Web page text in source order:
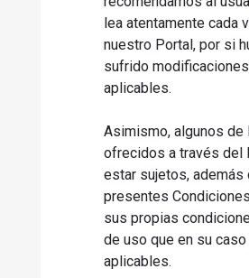
lea atentamente cada
nuestro Portal, por si
sufrido
aplicables.
Asimismo, algunos
ofrecidos a través del
estar sujetos, además
presentes
sus propias
de uso que en su
aplicables.